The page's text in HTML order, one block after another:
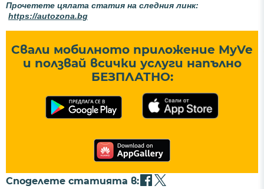
Прочетете цялата статия на следния линк:
https://autozona.bg
Свали мобилното приложение MyVe
и ползвай всички услуги напълно
БЕЗПЛАТНО:
Споделете статията в: